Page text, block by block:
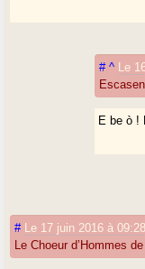
# ^ Le
E be ò !
# Le 17 juin 2016 à 09:28
Le Choeur d’Hommes